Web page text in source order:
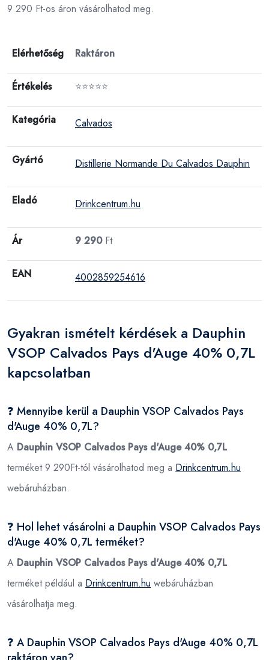
9 290 Ft-os áron vásárolhatod meg.
Elérhetőség Raktáron
Értékelés ⭐⭐⭐⭐⭐
Kategória Calvados
Gyártó Distillerie Normande Du Calvados Dauphin
Eladó Drinkcentrum.hu
Ár 9 290Ft
EAN 4002859254616
Gyakran ismételt kérdések a Dauphin
VSOP Calvados Pays d'Auge 40% 0,7L
kapcsolatban
❓ Mennyibe kerül a Dauphin VSOP Calvados Pays
d'Auge 40% 0,7L?
A Dauphin VSOP Calvados Pays d'Auge 40% 0,7L
terméket 9 290Ft-tól vásárolhatod meg a Drinkcentrum.hu
webáruházban.
❓ Hol lehet vásárolni a Dauphin VSOP Calvados Pays
d'Auge 40% 0,7L terméket?
A Dauphin VSOP Calvados Pays d'Auge 40% 0,7L
terméket például a Drinkcentrum.hu webáruházban
vásárolhatja meg.
❓ A Dauphin VSOP Calvados Pays d'Auge 40% 0,7L